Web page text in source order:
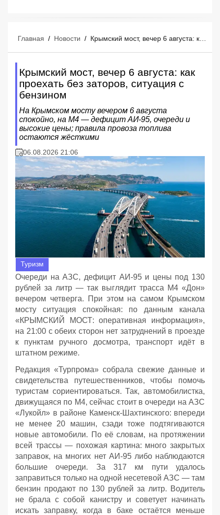
Главная / Новости /
Крымский мост, вечер 6 августа: как
проехать без заторов, ситуация с
бензином
На Крымском мосту вечером 6 августа
спокойно, на М4 — дефицит АИ‑95, очереди и
высокие цены; правила провоза топлива
остаются жёсткими
06.08.2026 21:06
Туризм
Очереди на АЗС, дефицит АИ‑95 и цены под 130
рублей за литр — так выглядит трасса М4 «Дон»
вечером четверга. При этом на самом Крымском
мосту ситуация спокойная: по данным канала
«КРЫМСКИЙ МОСТ: оперативная информация»,
на 21:00 с обеих сторон нет затруднений в проезде
к пунктам ручного досмотра, транспорт идёт в
штатном режиме.
Редакция «Турпрома» собрала свежие данные и
свидетельства путешественников, чтобы помочь
туристам сориентироваться. Так, автомобилистка,
движущаяся по М4, сейчас стоит в очереди на АЗС
«Лукойл» в районе Каменск‑Шахтинского: впереди
не менее 20 машин, сзади тоже подтягиваются
новые автомобили. По её словам, на протяжении
всей трассы — похожая картина: много закрытых
заправок, на многих нет АИ‑95 либо наблюдаются
большие очереди. За 317 км пути удалось
заправиться только на одной несетевой АЗС — там
бензин продают по 130 рублей за литр. Водитель
не брала с собой канистру и советует начинать
искать заправку, когда в баке остаётся меньше